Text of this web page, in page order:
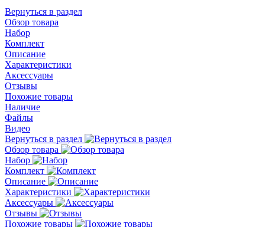
Вернуться в раздел
Обзор товара
Набор
Комплект
Описание
Характеристики
Аксессуары
Отзывы
Похожие товары
Наличие
Файлы
Видео
Вернуться в раздел
Обзор товара
Набор
Комплект
Описание
Характеристики
Аксессуары
Отзывы
Похожие товары